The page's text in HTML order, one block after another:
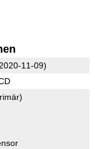
11-09)